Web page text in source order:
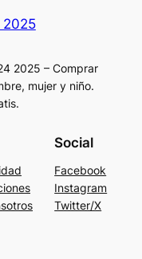
2025
2025 – Comprar
mujer y niño.
Social
Facebook
Instagram
Twitter/X